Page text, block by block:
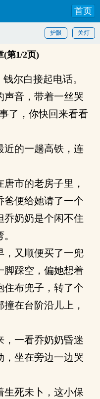
首页
关灯
护眼
(第1/2页)
尔白接起电话。
音，带着一丝哭
了，你快回来看看
的一趟高铁，连
市的老房子里，
爸便给她请了一个
乔奶奶是个闲不住
又顺便买了一兜
脚踩空，偏她想着
住布兜子，转了个
在台阶沿儿上，
一看乔奶奶昏迷
，坐在旁边一边哭
死未卜，这小保